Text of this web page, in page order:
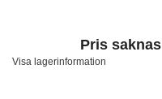
Pris saknas
Visa lagerinformation